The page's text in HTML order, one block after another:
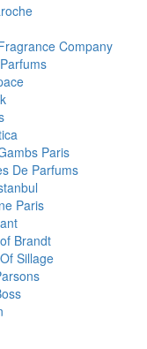
Company
Paris
De Parfums
Paris
Brandt
Sillage